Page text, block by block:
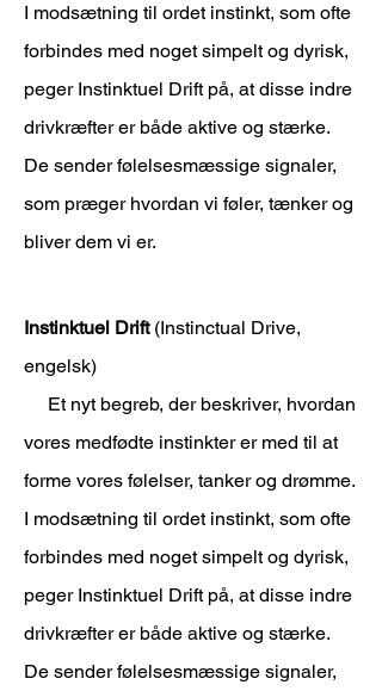
I modsætning til ordet instinkt, som ofte
forbindes med noget simpelt og dyrisk,
peger Instinktuel Drift på, at disse indre
drivkræfter er både aktive og stærke.
De sender følelsesmæssige signaler,
som præger hvordan vi føler, tænker og
bliver dem vi er.
Instinktuel Drift (Instinctual Drive,
engelsk)
Et nyt begreb, der beskriver, hvordan
vores medfødte instinkter er med til at
forme vores følelser, tanker og drømme.
I modsætning til ordet instinkt, som ofte
forbindes med noget simpelt og dyrisk,
peger Instinktuel Drift på, at disse indre
drivkræfter er både aktive og stærke.
De sender følelsesmæssige signaler,